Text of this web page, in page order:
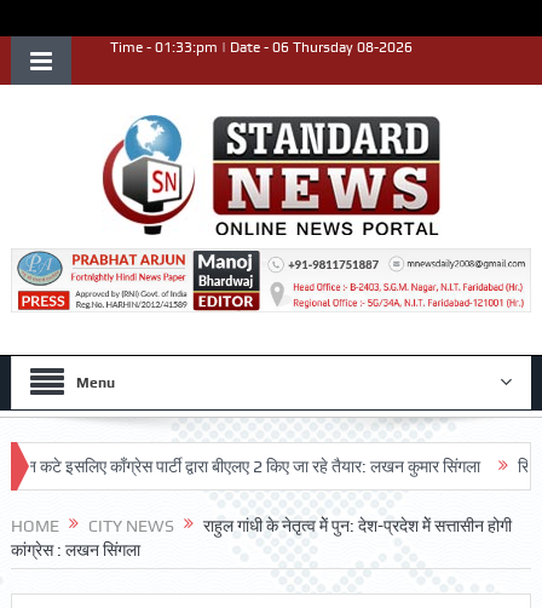
Time - 01:33:pm | Date - 06 Thursday 08-2026
Menu
इसलिए काँग्रेस पार्टी द्वारा बीएलए 2 किए जा रहे तैयार: लखन कुमार सिंगला सिद्धपीठ
HOME CITY NEWS
राहुल गांधी के नेतृत्व मेें पुन: देश-प्रदेश मेें सत्तासीन होगी
कांग्रेस : लखन सिंगला